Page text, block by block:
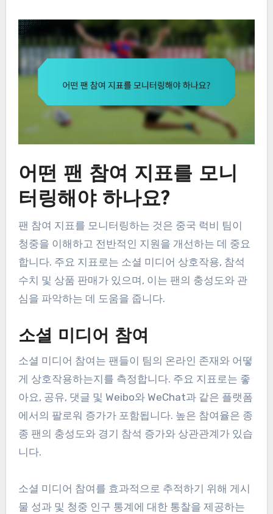
어떤 팬 참여 지표를 모니
터링해야 하나요?
팬 참여 지표를 모니터링하는 것은 중국 럭비 팀이
청중을 이해하고 전반적인 지원을 개선하는 데 중요
합니다. 주요 지표로는 소셜 미디어 상호작용, 참석
수치 및 상품 판매가 있으며, 이는 팬의 충성도와 관
심을 파악하는 데 도움을 줍니다.
소셜 미디어 참여
소셜 미디어 참여는 팬들이 팀의 온라인 존재와 어떻
게 상호작용하는지를 측정합니다. 주요 지표로는 좋
아요, 공유, 댓글 및 Weibo와 WeChat과 같은 플랫폼
에서의 팔로워 증가가 포함됩니다. 높은 참여율은 종
종 팬의 충성도와 경기 참석 증가와 상관관계가 있습
니다.
소셜 미디어 참여를 효과적으로 추적하기 위해 게시
물 성과 및 청중 인구 통계에 대한 통찰을 제공하는